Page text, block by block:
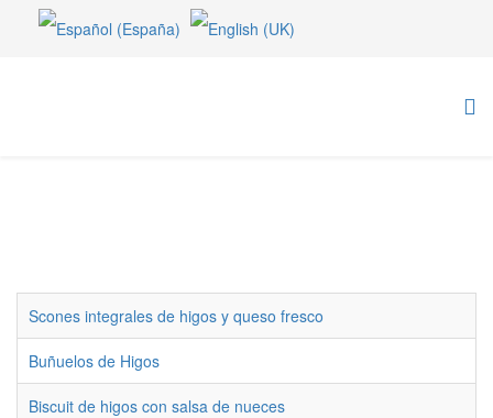
Scones integrales de higos y queso fresco
Buñuelos de Higos
Biscuit de higos con salsa de nueces